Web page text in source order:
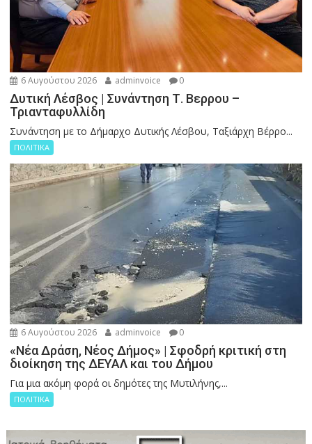
6 Αυγούστου 2026 adminvoice 0
Δυτική Λέσβος | Συνάντηση Τ. Βερρου –
Τριανταφυλλίδη
Συνάντηση με το Δήμαρχο Δυτικής Λέσβου, Ταξιάρχη Βέρρο...
ΠΟΛΙΤΙΚΑ
6 Αυγούστου 2026 adminvoice 0
«Νέα Δράση, Νέος Δήμος» | Σφοδρή κριτική στη
διοίκηση της ΔΕΥΑΛ και του Δήμου
Για μια ακόμη φορά οι δημότες της Μυτιλήνης,...
ΠΟΛΙΤΙΚΑ